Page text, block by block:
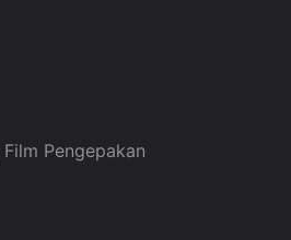
Pengepakan